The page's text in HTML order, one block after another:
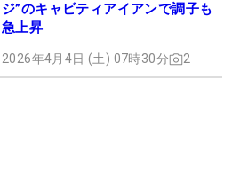
ジ”のキャビティアイアンで調子も
急上昇
2026年4月4日 (土) 07時30分 2